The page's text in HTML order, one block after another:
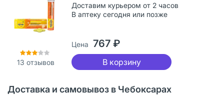
13 отзывов
Доставим курьером от 2 часов
В аптеку сегодня или позже
Цена 767 ₽
В корзину
Доставка и самовывоз в Чебоксарах